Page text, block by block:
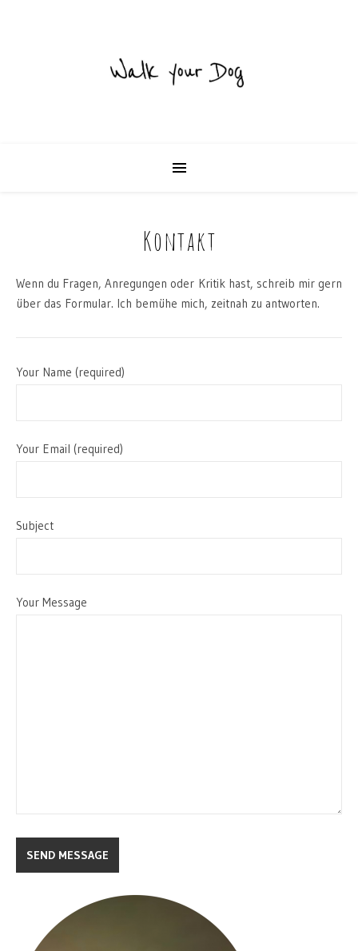
Kontakt
Wenn du Fragen, Anregungen oder Kritik hast, schreib mir gern
über das Formular. Ich bemühe mich, zeitnah zu antworten.
Your Name (required)
Your Email (required)
Subject
Your Message